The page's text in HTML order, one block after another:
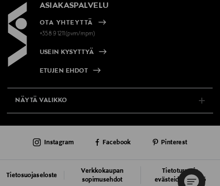
ASIAKASPALVELU
OTA YHTEYTTÄ
+358 9 1211(pvm/mpm)
USEIN KYSYTTYÄ
ETUJEN EHDOT
NÄYTÄ VALIKKO
AJANKOHTAISTA
Tietosuojaseloste
Verkkokaupan
sopimusehdot
Tietoturva ja
evästeiden käyttö
Instagram Facebook Pinterest